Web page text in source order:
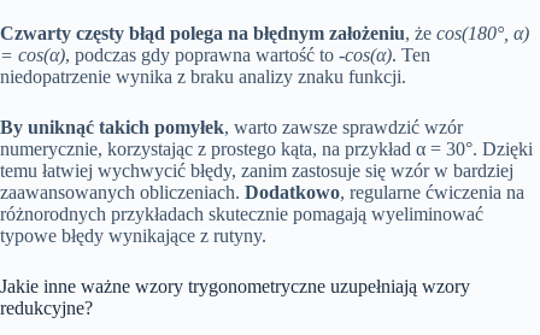
Czwarty częsty błąd polega na błędnym założeniu, że cos(180°, α)
= cos(α), podczas gdy poprawna wartość to -cos(α). Ten
niedopatrzenie wynika z braku analizy znaku funkcji.
By uniknąć takich pomyłek, warto zawsze sprawdzić wzór
numerycznie, korzystając z prostego kąta, na przykład α = 30°. Dzięki
temu łatwiej wychwycić błędy, zanim zastosuje się wzór w bardziej
zaawansowanych obliczeniach. Dodatkowo, regularne ćwiczenia na
różnorodnych przykładach skutecznie pomagają wyeliminować
typowe błędy wynikające z rutyny.
Jakie inne ważne wzory trygonometryczne uzupełniają wzory
redukcyjne?